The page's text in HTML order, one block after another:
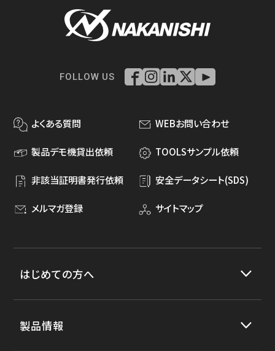
FOLLOW US
よくある質問 WEBお問い合わせ
製品デモ機貸出依頼 TOOLSサンプル依頼
非該当証明書発行依頼 安全データシート(SDS)
メルマガ登録 サイトマップ
はじめての方へ
製品情報